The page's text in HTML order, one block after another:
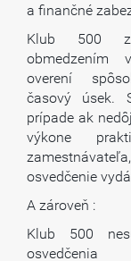
a finančné
Klub 500
obmedzením
overení
časový úsek.
prípade ak
výkone
osvedčenie
A zároveň :
Klub 500
osvedčenia